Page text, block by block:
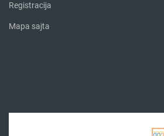
Registracija
Mapa sajta